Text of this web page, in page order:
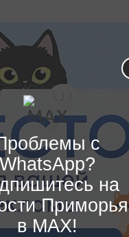
с
WhatsApp?
на
Приморья
в MAX!